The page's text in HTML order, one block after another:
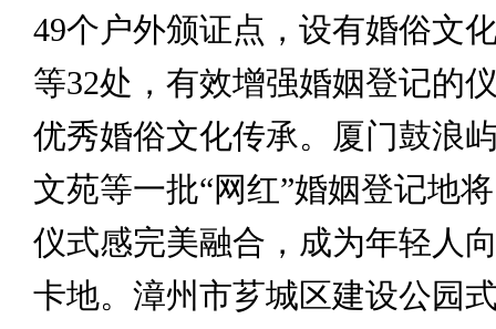
49个户外颁证点，设有婚俗文
等32处，有效增强婚姻登记的
优秀婚俗文化传承。厦门鼓浪
文苑等一批“网红”婚姻登记地
仪式感完美融合，成为年轻人
卡地。漳州市芗城区建设公园